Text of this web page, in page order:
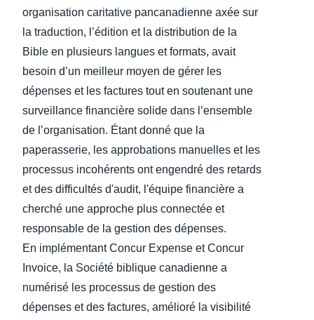
Denmark (English)
Belgium (English)
Norway (English)
organisation caritative pancanadienne axée sur
la traduction, l’édition et la distribution de la
Bible en plusieurs langues et formats, avait
besoin d’un meilleur moyen de gérer les
dépenses et les factures tout en soutenant une
surveillance financière solide dans l’ensemble
de l’organisation. Étant donné que la
paperasserie, les approbations manuelles et les
processus incohérents ont engendré des retards
et des difficultés d'audit, l'équipe financière a
cherché une approche plus connectée et
responsable de la gestion des dépenses.
En implémentant Concur Expense et Concur
Invoice, la Société biblique canadienne a
numérisé les processus de gestion des
dépenses et des factures, amélioré la visibilité